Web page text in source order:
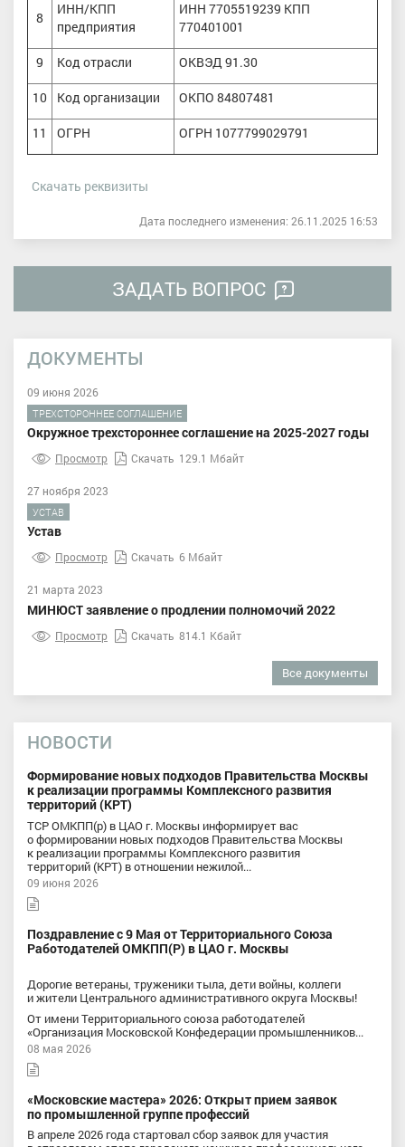
8
ИНН/КПП
предприятия
ИНН 7705519239 КПП
770401001
9 Код отрасли ОКВЭД 91.30
10 Код организации ОКПО 84807481
11 ОГРН ОГРН 1077799029791
Скачать реквизиты
Дата последнего изменения: 26.11.2025 16:53
ЗАДАТЬ ВОПРОС
ДОКУМЕНТЫ
09 июня 2026
ТРЕХСТОРОННЕЕ СОГЛАШЕНИЕ
Окружное трехстороннее соглашение на 2025-2027 годы
Просмотр Скачать 129.1 Мбайт
27 ноября 2023
УСТАВ
Устав
Просмотр Скачать 6 Мбайт
21 марта 2023
МИНЮСТ заявление о продлении полномочий 2022
Просмотр Скачать 814.1 Кбайт
Все документы
НОВОСТИ
Формирование новых подходов Правительства Москвы
к реализации программы Комплексного развития
территорий (КРТ)
ТСР ОМКПП(р) в ЦАО г. Москвы информирует вас
о формировании новых подходов Правительства Москвы
к реализации программы Комплексного развития
территорий (КРТ) в отношении нежилой...
09 июня 2026
Поздравление с 9 Мая от Территориального Союза
Работодателей ОМКПП(Р) в ЦАО г. Москвы
Дорогие ветераны, труженики тыла, дети войны, коллеги
и жители Центрального административного округа Москвы!
От имени Территориального союза работодателей
«Организация Московской Конфедерации промышленников...
08 мая 2026
«Московские мастера» 2026: Открыт прием заявок
по промышленной группе профессий
В апреле 2026 года стартовал сбор заявок для участия